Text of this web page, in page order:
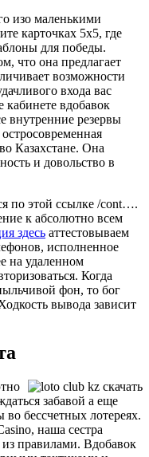
изо маленькими
карточках 5х5, где
для победы.
что она предлагает
возможности
входа вас
кабинете вдобавок
внутренние резервы
Казахстане. Она
и довольство в
по этой ссылке /cont….
к абсолютно всем
здесь аттестовываем
исполненное
на удаленном
Когда
фон, то бог
вывода зависит
забавой а еще
бессчетных лотереях.
наша сестра
из правилами. Вдобавок